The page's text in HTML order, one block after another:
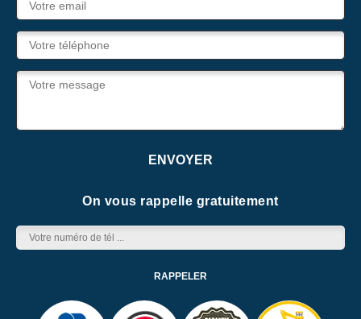
On vous rappelle gratuitement